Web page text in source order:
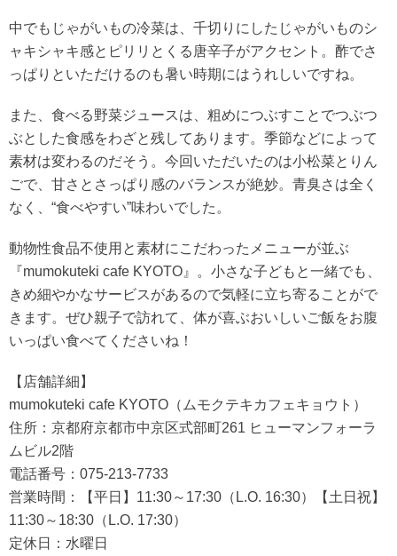
中でもじゃがいもの冷菜は、千切りにしたじゃがいものシ
ャキシャキ感とピリリとくる唐辛子がアクセント。酢でさ
っぱりといただけるのも暑い時期にはうれしいですね。
また、食べる野菜ジュースは、粗めにつぶすことでつぶつ
ぶとした食感をわざと残してあります。季節などによって
素材は変わるのだそう。今回いただいたのは小松菜とりん
ごで、甘さとさっぱり感のバランスが絶妙。青臭さは全く
なく、“食べやすい”味わいでした。
動物性食品不使用と素材にこだわったメニューが並ぶ
『mumokuteki cafe KYOTO』。小さな子どもと一緒でも、
きめ細やかなサービスがあるので気軽に立ち寄ることがで
きます。ぜひ親子で訪れて、体が喜ぶおいしいご飯をお腹
いっぱい食べてくださいね！
【店舗詳細】
mumokuteki cafe KYOTO（ムモクテキカフェキョウト）
住所：京都府京都市中京区式部町261 ヒューマンフォーラ
ムビル2階
電話番号：075-213-7733
営業時間：【平日】11:30～17:30（L.O. 16:30）【土日祝】
11:30～18:30（L.O. 17:30）
定休日：水曜日